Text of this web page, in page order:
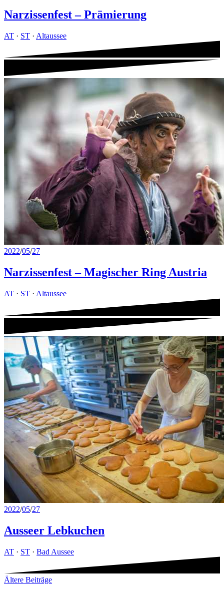
Narzissenfest – Prämierung
AT · ST · Altaussee
2022/05/27
Narzissenfest – Magischer Ring Austria
AT · ST · Altaussee
2022/05/27
Ausseer Lebkuchen
AT · ST · Bad Aussee
Beitragsnavigation
Ältere Beiträge